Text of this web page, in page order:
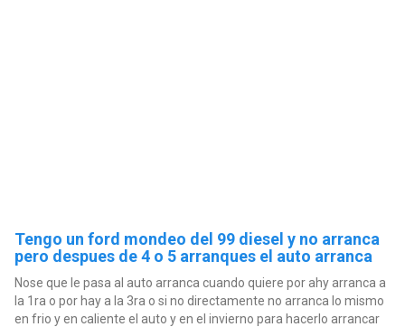
Tengo un ford mondeo del 99 diesel y no arranca
pero despues de 4 o 5 arranques el auto arranca
Nose que le pasa al auto arranca cuando quiere por ahy arranca a
la 1ra o por hay a la 3ra o si no directamente no arranca lo mismo
en frio y en caliente el auto y en el invierno para hacerlo arrancar